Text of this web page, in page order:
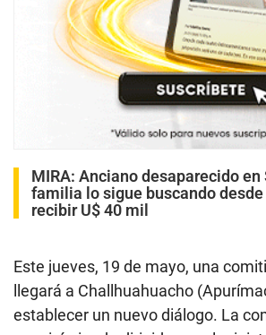
MIRA: Anciano desaparecido en
familia lo sigue buscando
recibir U$ 40 mil
Este jueves, 19 de mayo, una
llegará a Challhuahuacho
establecer un nuevo diálogo. La